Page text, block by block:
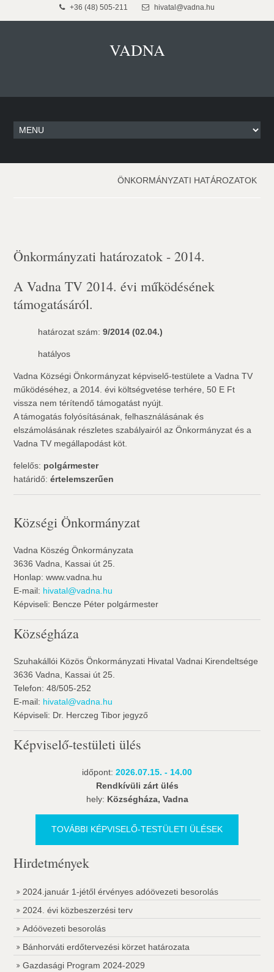
+36 (48) 505-211 hivatal@vadna.hu
VADNA
ÖNKORMÁNYZATI HATÁROZATOK
Önkormányzati határozatok - 2014.
A Vadna TV 2014. évi működésének
támogatásáról.
határozat szám:9/2014 (02.04.)
hatályos
Vadna Községi Önkormányzat képviselő-testülete a Vadna TV
működéséhez, a 2014. évi költségvetése terhére, 50 E Ft
vissza nem térítendő támogatást nyújt.
A támogatás folyósításának, felhasználásának és
elszámolásának részletes szabályairól az Önkormányzat és a
Vadna TV megállapodást köt.
felelős: polgármester
határidő:értelemszerűen
Községi Önkormányzat
Vadna Köszég Önkormányzata
3636 Vadna, Kassai út 25.
Honlap: www.vadna.hu
E-mail: hivatal@vadna.hu
Képviseli: Bencze Péter polgármester
Községháza
Szuhakállói Közös Önkormányzati Hivatal Vadnai Kirendeltsége
3636 Vadna, Kassai út 25.
Telefon: 48/505-252
E-mail: hivatal@vadna.hu
Képviseli: Dr. Herczeg Tibor jegyző
Képviselő-testületi ülés
időpont: 2026.07.15. - 14.00
Rendkívüli zárt ülés
hely: Községháza, Vadna
TOVÁBBI KÉPVISELŐ-TESTÜLETI ÜLÉSEK
Hirdetmények
2024.január 1-jétől érvényes adóövezeti besorolás
2024. évi közbeszerzési terv
Adóövezeti besorolás
Bánhorváti erdőtervezési körzet határozata
Gazdasági Program 2024-2029